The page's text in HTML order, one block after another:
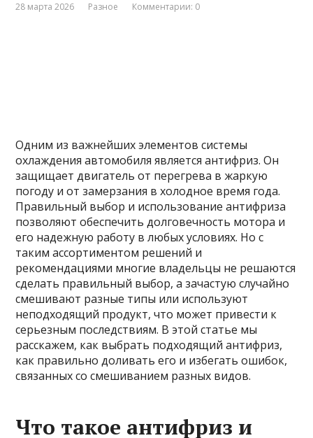
28 марта 2026 Разное Комментарии: 0
Одним из важнейших элементов системы
охлаждения автомобиля является антифриз. Он
защищает двигатель от перегрева в жаркую
погоду и от замерзания в холодное время года.
Правильный выбор и использование антифриза
позволяют обеспечить долговечность мотора и
его надежную работу в любых условиях. Но с
таким ассортиментом решений и
рекомендациями многие владельцы не решаются
сделать правильный выбор, а зачастую случайно
смешивают разные типы или используют
неподходящий продукт, что может привести к
серьезным последствиям. В этой статье мы
расскажем, как выбрать подходящий антифриз,
как правильно доливать его и избегать ошибок,
связанных со смешиванием разных видов.
Что такое антифриз и